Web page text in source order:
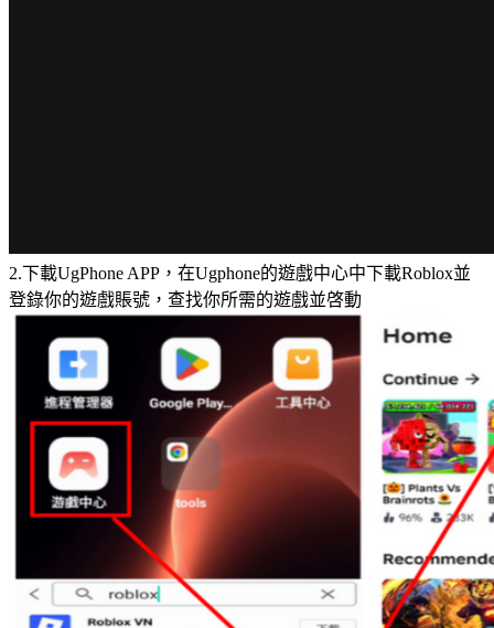
2.下載UgPhone APP，在Ugphone的遊戲中心中下載Roblox並
登錄你的遊戲賬號，查找你所需的遊戲並啓動